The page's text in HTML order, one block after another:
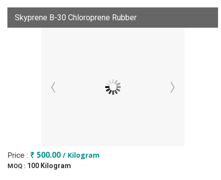
Skyprene B-30 Chloroprene Rubber
Price : ₹ 500.00 / Kilogram
MOQ : 100 Kilogram